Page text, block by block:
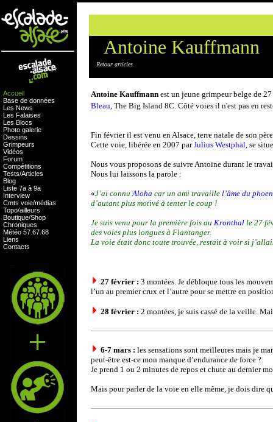
Accueil
Base de données
Les News
Les Falaises
Les Blocs
Photo galerie
Dessins
Grimpeurs
Vidéos
Forum
Compétitions
Tests/Articles
Blog
Liste 7a à 9a
Interview
Cmts voie/médias
Topo/ailleurs
Boutique/Shop
Chroniques
Météo 57 67 68
Liens
Contacts
Antoine Kauffmann
Retour articles
Antoine Kauffmann est un jeune grimpeur belge de
Bleau, The Big Island 8C. Côté voies il n'est pas en
Fin février il est venu en Alsace, terre natale de son
Cette voie, libérée en 2007 parJulius Westphal, se
Nous vous proposons de suivre Antoine durant le
Nous lui laissons la parole :
«J’ai connuAloha car un ami travaille l’âme du
d’autant plus motivé à tenter le coup !
Je suis venu pour la première fois au Kronthal le 27
des voies plus longues à Flantanger.
La voie était donc toute trouvée, restait à voir si
27 février : 3 montées. Je débloque tous les
l’un au premier crux et l’autre pour se mettre en
28 février : 2 montées, je suis cassé de la veille.
6-7 mars : les sensations sont meilleures mais je
peut-être est-ce mon manque d’endurance de force ?
Je prend 1 ou 2 minutes de repos et chute au dernier
Mais pour parler de la voie en elle même, je dois dire